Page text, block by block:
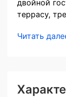
двойной
террасу,
Читать